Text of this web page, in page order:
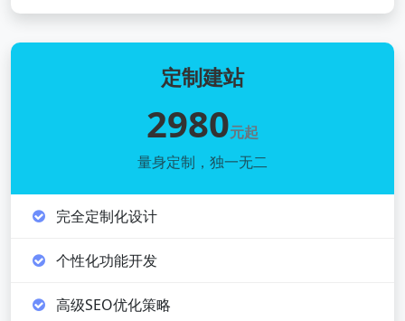
定制建站
2980元起
量身定制，独一无二
完全定制化设计
个性化功能开发
高级SEO优化策略